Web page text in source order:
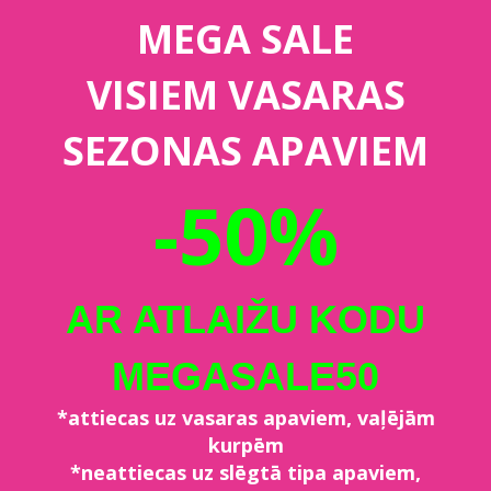
MEGA SALE
VISIEM VASARAS
SEZONAS APAVIEM
-50%
AR ATLAIŽU KODU
MEGASALE50
*attiecas uz vasaras apaviem, vaļējām
kurpēm
*neattiecas uz slēgtā tipa apaviem,